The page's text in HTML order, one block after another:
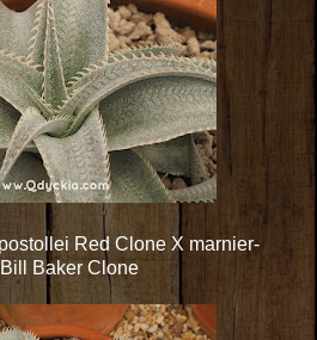
Red Clone X marnier-
Baker Clone